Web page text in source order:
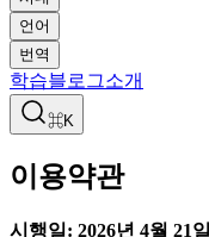
언어
번역
학습블로그소개
⌘K
이용약관
시행일: 2026년 4월 21일